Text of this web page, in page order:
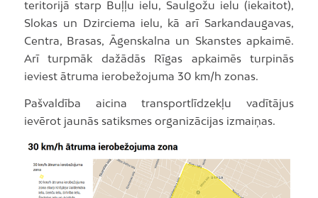
teritorijā starp Buļļu ielu, Saulgožu ielu (iekaitot),
Slokas un Dzirciema ielu, kā arī Sarkandaugavas,
Centra, Brasas, Āgenskalna un Skanstes apkaimē.
Arī turpmāk dažādās Rīgas apkaimēs turpinās
ieviest ātruma ierobežojuma 30 km/h zonas.
Pašvaldība aicina transportlīdzekļu vadītājus
ievērot jaunās satiksmes organizācijas izmaiņas.